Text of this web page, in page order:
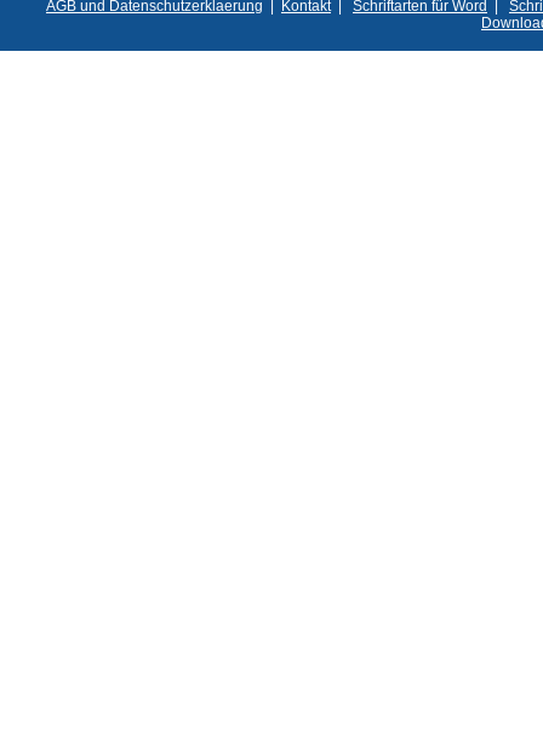
AGB und Datenschutzerklaerung Kontakt| Schriftarten für Word